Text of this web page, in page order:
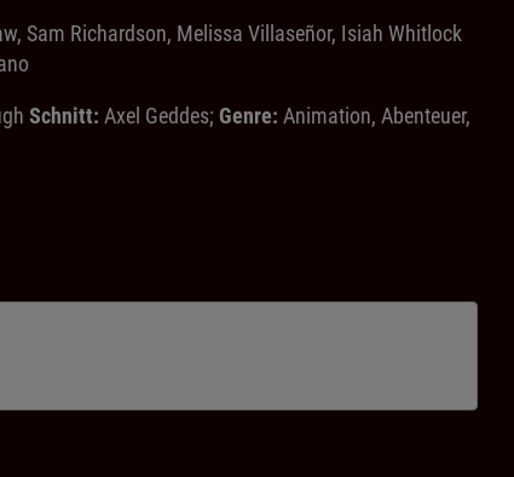
Sam Richardson, Melissa Villaseñor, Isiah Whitlock
Schnitt: Axel Geddes; Genre: Animation, Abenteuer,